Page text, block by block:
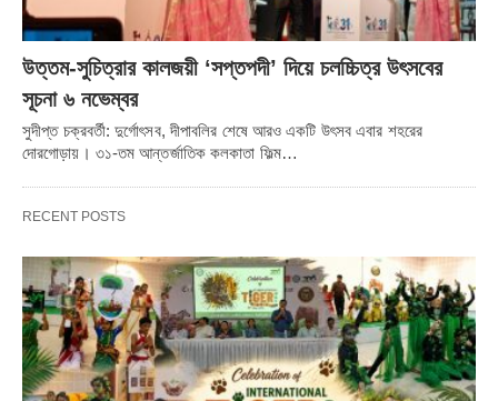
উত্তম-সুচিত্রার কালজয়ী ‘সপ্তপদী’ দিয়ে চলচ্চিত্র উৎসবের
সূচনা ৬ নভেম্বর
সুদীপ্ত চক্রবর্তী: দুর্গোৎসব, দীপাবলির শেষে আরও একটি উৎসব এবার শহরের
দোরগোড়ায়। ৩১-তম আন্তর্জাতিক কলকাতা ফিল্ম…
RECENT POSTS